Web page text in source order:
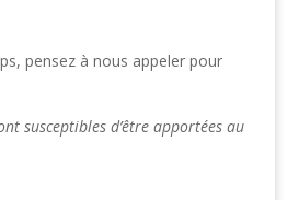
pensez à nous appeler pour
susceptibles d’être apportées au